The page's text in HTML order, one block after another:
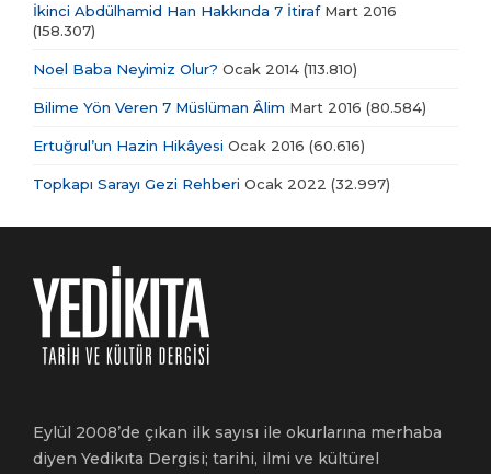
İkinci Abdülhamid Han Hakkında 7 İtirafMart 2016
(158.307)
Noel Baba Neyimiz Olur? Ocak 2014 (113.810)
Bilime Yön Veren 7 Müslüman Âlim Mart 2016 (80.584)
Ertuğrul’un Hazin Hikâyesi Ocak 2016 (60.616)
Topkapı Sarayı Gezi Rehberi Ocak 2022 (32.997)
Eylül 2008’de çıkan ilk sayısı ile okurlarına merhaba
diyen Yedikıta Dergisi; tarihi, ilmi ve kültürel